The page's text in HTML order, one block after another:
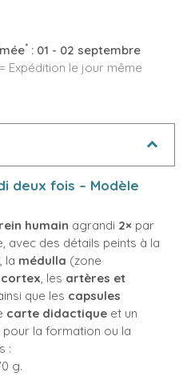
*: 01 - 02 septembre
Expédition le jour même
deux fois – Modèle
rein humain agrandi 2× par
avec des détails peints à la
, la médulla (zone
cortex , les artères et
que les capsules
carte didactique et un
pour la formation ou la
:
g.